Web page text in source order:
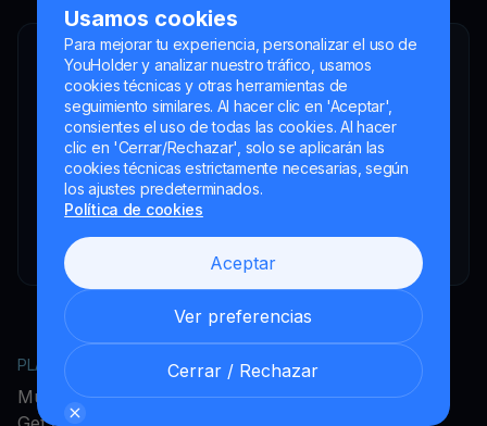
Usamos cookies
Para mejorar tu experiencia, personalizar el uso de
YouHolder y analizar nuestro tráfico, usamos
cookies técnicas y otras herramientas de
seguimiento similares. Al hacer clic en 'Aceptar',
consientes el uso de todas las cookies. Al hacer
clic en 'Cerrar/Rechazar', solo se aplicarán las
cookies técnicas estrictamente necesarias, según
los ajustes predeterminados.
Política de cookies
Aceptar
Ver preferencias
Cerrar / Rechazar
YouHodler SA
Intermediario financiero registrado
YouHodler Italy S.R.L.
Registered as a VASP with the OAM
YouHodler SA
Registrada como VASP en el Banco de España
YouHodler SA Sucursal en Argentina.
Registered as a VASP with the CNV.
PLATAFORMA
MultiHODL
EMPRESA
Acerca de YouHodler